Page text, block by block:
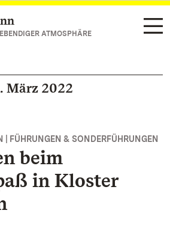
ATMOSPHÄRE
März 2022
| FÜHRUNGEN & SONDERFÜHRUNGEN
beim
in Kloster